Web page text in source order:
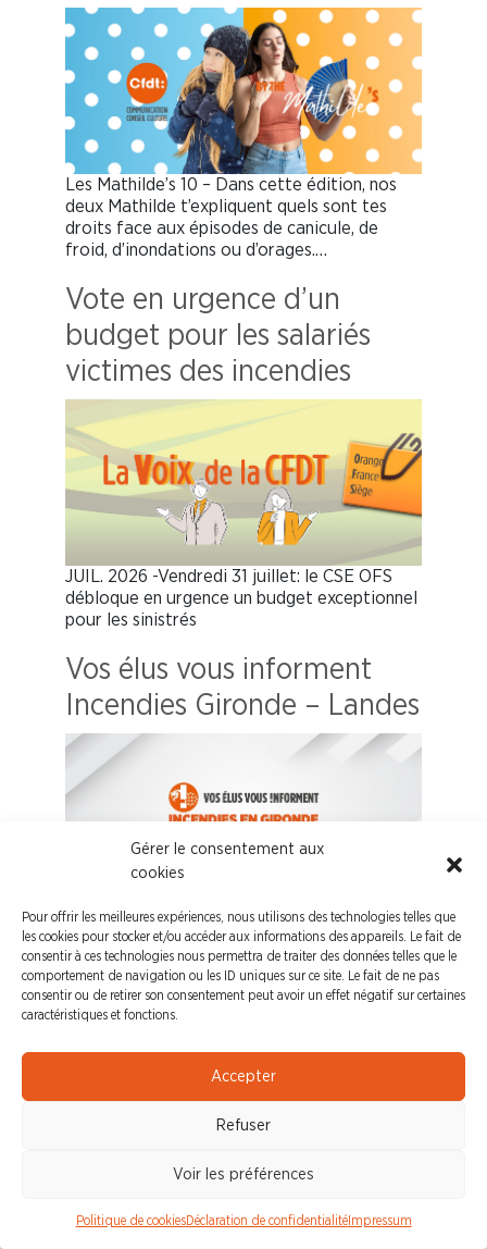
Gérer le consentement aux
cookies
Pour offrir les meilleures expériences, nous utilisons des technologies telles que
les cookies pour stocker et/ou accéder aux informations des appareils. Le fait de
consentir à ces technologies nous permettra de traiter des données telles que le
comportement de navigation ou les ID uniques sur ce site. Le fait de ne pas
consentir ou de retirer son consentement peut avoir un effet négatif sur certaines
caractéristiques et fonctions.
Accepter
Refuser
Voir les préférences
Politique de cookiesDéclaration de confidentialitéImpressum
Les Mathilde’s 10 – Dans cette édition, nos
deux Mathilde t’expliquent quels sont tes
droits face aux épisodes de canicule, de
froid, d’inondations ou d’orages.…
Vote en urgence d’un
budget pour les salariés
victimes des incendies
JUIL. 2026 -Vendredi 31 juillet: le CSE OFS
débloque en urgence un budget exceptionnel
pour les sinistrés
Vos élus vous informent
Incendies Gironde – Landes
La CFDT vous informe sur les mesures
d’accompagnement chez Orange suite aux
incendies en Gironde et dans les Landes.
DIRECTION ENTREPRISES
IMPROVISATION